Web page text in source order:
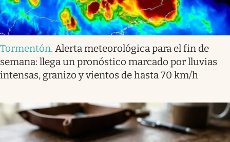
Tormentón. Alerta meteorológica para el fin de
semana: llega un pronóstico marcado por lluvias
intensas, granizo y vientos de hasta 70 km/h